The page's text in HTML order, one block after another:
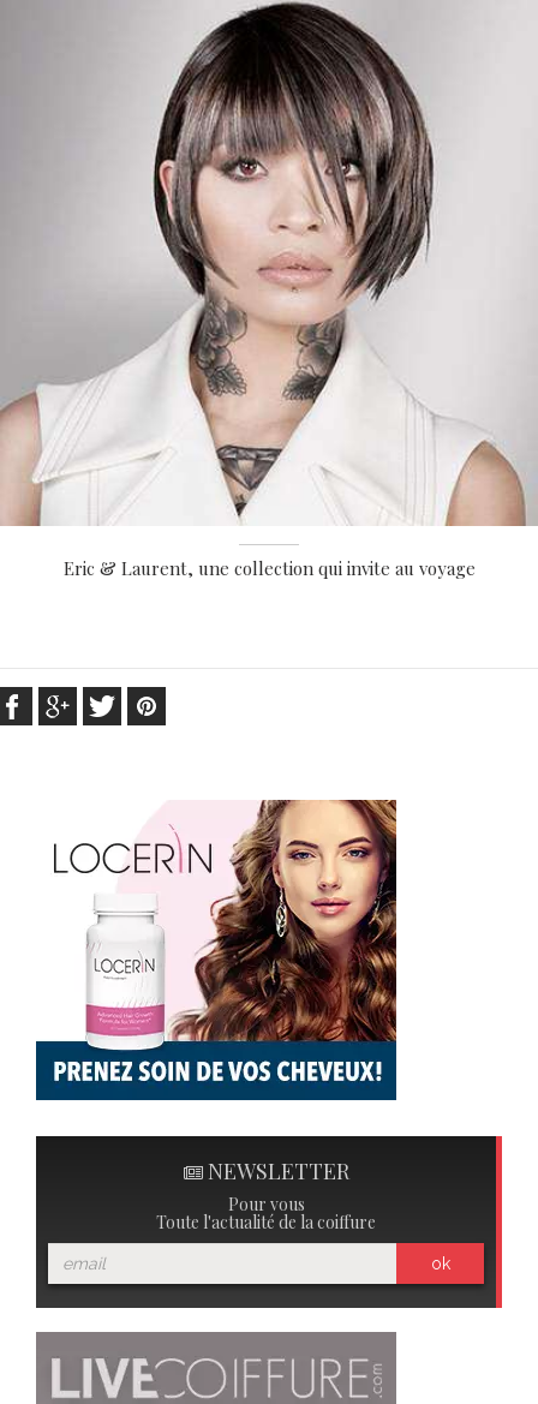
Eric & Laurent, une collection qui invite au voyage
NEWSLETTER
Pour vous
Toute l'actualité de la coiffure
ok